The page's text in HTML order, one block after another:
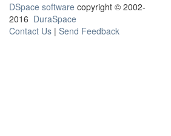
DSpace software copyright © 2002-
2016 DuraSpace
Contact Us | Send Feedback